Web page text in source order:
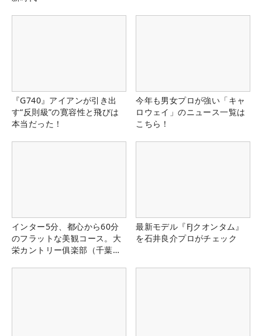
『G740』アイアンが引き出
す“反則級”の寛容性と飛びは
本当だった！
今年も男女プロが強い「キャ
ロウェイ」のニュース一覧は
こちら！
インター5分、都心から60分
のフラットな美観コース。大
栄カントリー俱楽部（千葉
最新モデル『FJクオンタム』
を石井良介プロがチェック